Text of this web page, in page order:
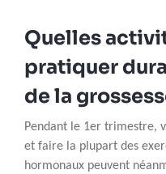
Quelles
pratiquer
de la
Pendant le 1er trimestre,
et faire la plupart des
hormonaux peuvent